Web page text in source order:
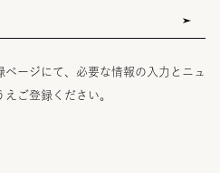
ージにて、必要な情報の入力とニュ
ご登録ください。